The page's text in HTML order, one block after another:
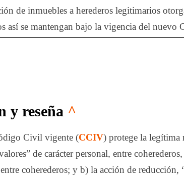
de inmuebles a herederos legitimarios
así se mantengan bajo la vigencia del nuevo
y reseña ^
Civil vigente (CCIV) protege la legítima
de carácter personal, entre
coherederos; y b) la acción de reducción,